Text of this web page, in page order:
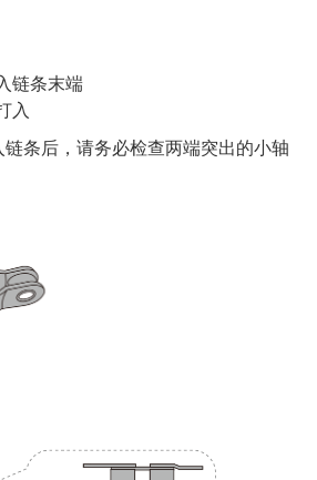
链条末端
入
条后，请务必检查两端突出的小轴